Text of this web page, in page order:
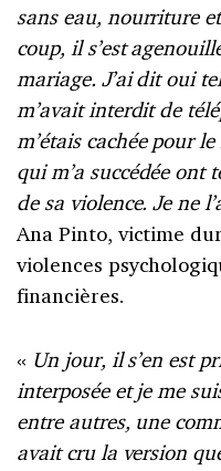
sans eau, nourriture
coup, il s’est
mariage. J’ai dit oui
m’avait interdit de
m’étais cachée pour
qui m’a succédée ont
de sa violence. Je ne
Ana Pinto, victime
violences
financières.
« Un jour, il s’en est
interposée et je me
entre autres, une
avait cru la version